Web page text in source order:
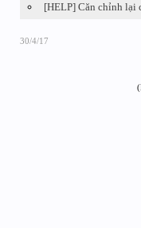
[HELP] Căn chỉnh lại
30/4/17